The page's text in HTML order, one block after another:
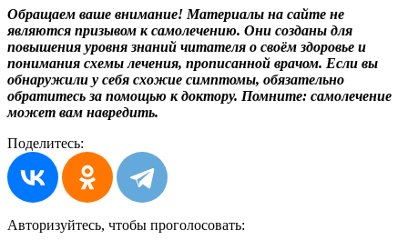
Обращаем ваше внимание! Материалы на сайте не
являются призывом к самолечению. Они созданы для
повышения уровня знаний читателя о своём здоровье и
понимания схемы лечения, прописанной врачом. Если вы
обнаружили у себя схожие симптомы, обязательно
обратитесь за помощью к доктору. Помните: самолечение
может вам навредить.
Поделитесь:
Авторизуйтесь, чтобы проголосовать: